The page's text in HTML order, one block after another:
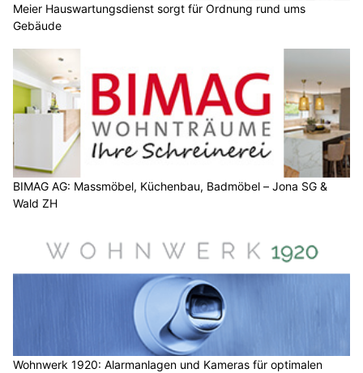
Meier Hauswartungsdienst sorgt für Ordnung rund ums
Gebäude
BIMAG AG: Massmöbel, Küchenbau, Badmöbel – Jona SG &
Wald ZH
Wohnwerk 1920: Alarmanlagen und Kameras für optimalen